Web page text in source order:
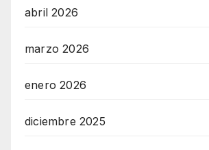
abril 2026
marzo 2026
enero 2026
diciembre 2025